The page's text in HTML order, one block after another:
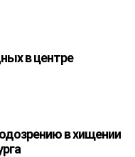
в центре
в хищении